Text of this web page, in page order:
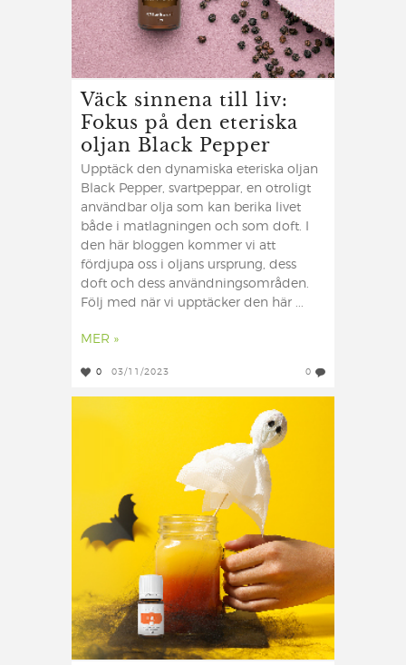
Väck sinnena till liv:
Fokus på den eteriska
oljan Black Pepper
Upptäck den dynamiska eteriska oljan
Black Pepper, svartpeppar, en otroligt
användbar olja som kan berika livet
både i matlagningen och som doft. I
den här bloggen kommer vi att
fördjupa oss i oljans ursprung, dess
doft och dess användningsområden.
Följ med när vi upptäcker den här ...
MER »
0 03/11/2023 0